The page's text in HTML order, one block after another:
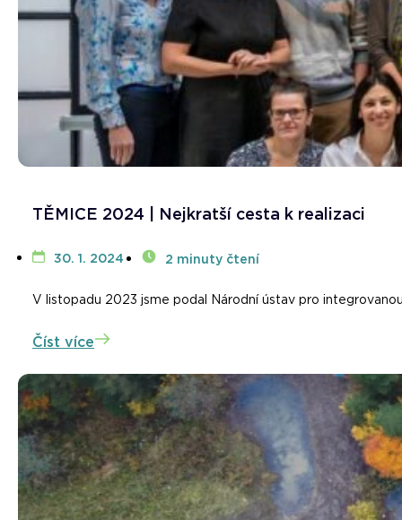
TĚMICE 2024 | Nejkratší cesta k realizaci
30. 1. 2024 2 minuty čtení
V listopadu 2023 jsme podal Národní ústav pro
Číst více